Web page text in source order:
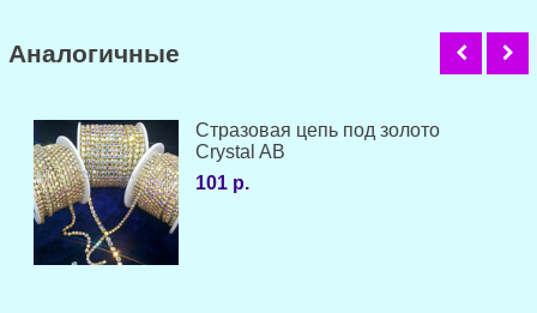
Аналогичные
Стразовая цепь под золото
Crystal AB
101 р.